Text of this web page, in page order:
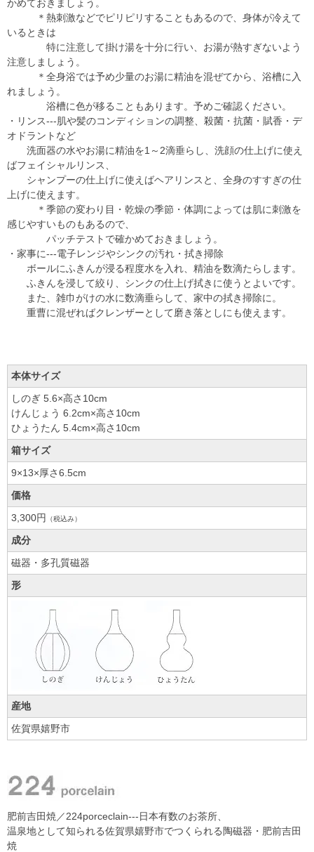
かめておきましょう。
＊熱刺激などでピリピリすることもあるので、身体が冷えて
いるときは
特に注意して掛け湯を十分に行い、お湯が熱すぎないよう
注意しましょう。
＊全身浴では予め少量のお湯に精油を混ぜてから、浴槽に入
れましょう。
浴槽に色が移ることもあります。予めご確認ください。
・リンス---肌や髪のコンディションの調整、殺菌・抗菌・賦香・デ
オドラントなど
洗面器の水やお湯に精油を1～2滴垂らし、洗顔の仕上げに使え
ばフェイシャルリンス、
シャンプーの仕上げに使えばヘアリンスと、全身のすすぎの仕
上げに使えます。
＊季節の変わり目・乾燥の季節・体調によっては肌に刺激を
感じやすいものもあるので、
パッチテストで確かめておきましょう。
・家事に---電子レンジやシンクの汚れ・拭き掃除
ボールにふきんが浸る程度水を入れ、精油を数滴たらします。
ふきんを浸して絞り、シンクの仕上げ拭きに使うとよいです。
また、雑巾がけの水に数滴垂らして、家中の拭き掃除に。
重曹に混ぜればクレンザーとして磨き落としにも使えます。
本体サイズ
しのぎ 5.6×高さ10cm
けんじょう 6.2cm×高さ10cm
ひょうたん 5.4cm×高さ10cm
箱サイズ
9×13×厚さ6.5cm
価格
3,300円
（税込み）
成分
磁器・多孔質磁器
形
産地
佐賀県嬉野市
肥前吉田焼／224porceclain---日本有数のお茶所、
温泉地として知られる佐賀県嬉野市でつくられる陶磁器・肥前吉田
焼